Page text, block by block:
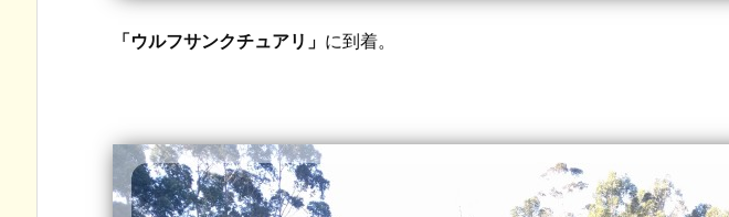
「ウルフサンクチュアリ」 に到着。